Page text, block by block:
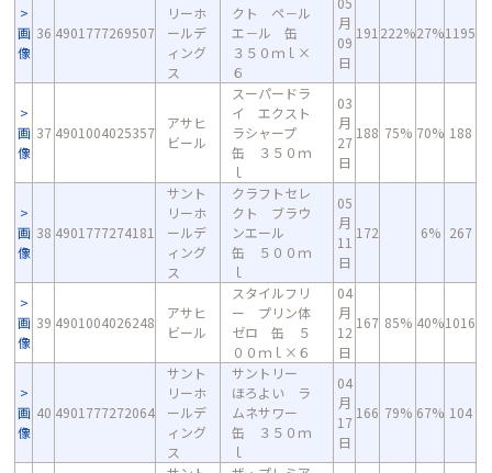
画
像
36 4901777269507
リーホ
ールデ
ィング
ス
クト ペ－ル
エ－ル 缶
３５０ｍｌ×
６
月
09
日
191 222%27%1195
画
像
37 4901004025357
アサヒ
ビール
スーパードラ
イ エクスト
ラシャープ
缶 ３５０ｍ
ｌ
03
月
27
日
188 75% 70% 188
画
像
38 4901777274181
サント
リーホ
ールデ
ィング
ス
クラフトセレ
クト ブラウ
ンエール
缶 ５００ｍ
ｌ
05
月
11
日
172 6% 267
画
像
39 4901004026248
アサヒ
ビール
スタイルフリ
ー プリン体
ゼロ 缶 ５
００ｍｌ×６
04
月
12
日
167 85% 40%1016
画
像
40 4901777272064
サント
リーホ
ールデ
ィング
ス
サントリー
ほろよい ラ
ムネサワー
缶 ３５０ｍ
ｌ
04
月
17
日
166 79% 67% 104